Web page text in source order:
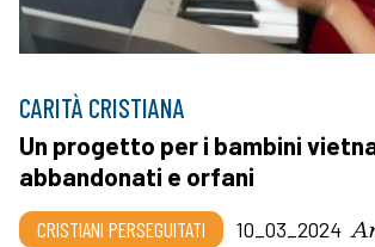
CARITÀ CRISTIANA
Un progetto per i bambini
abbandonati e orfani
CRISTIANI PERSEGUITATI 10_03_2024